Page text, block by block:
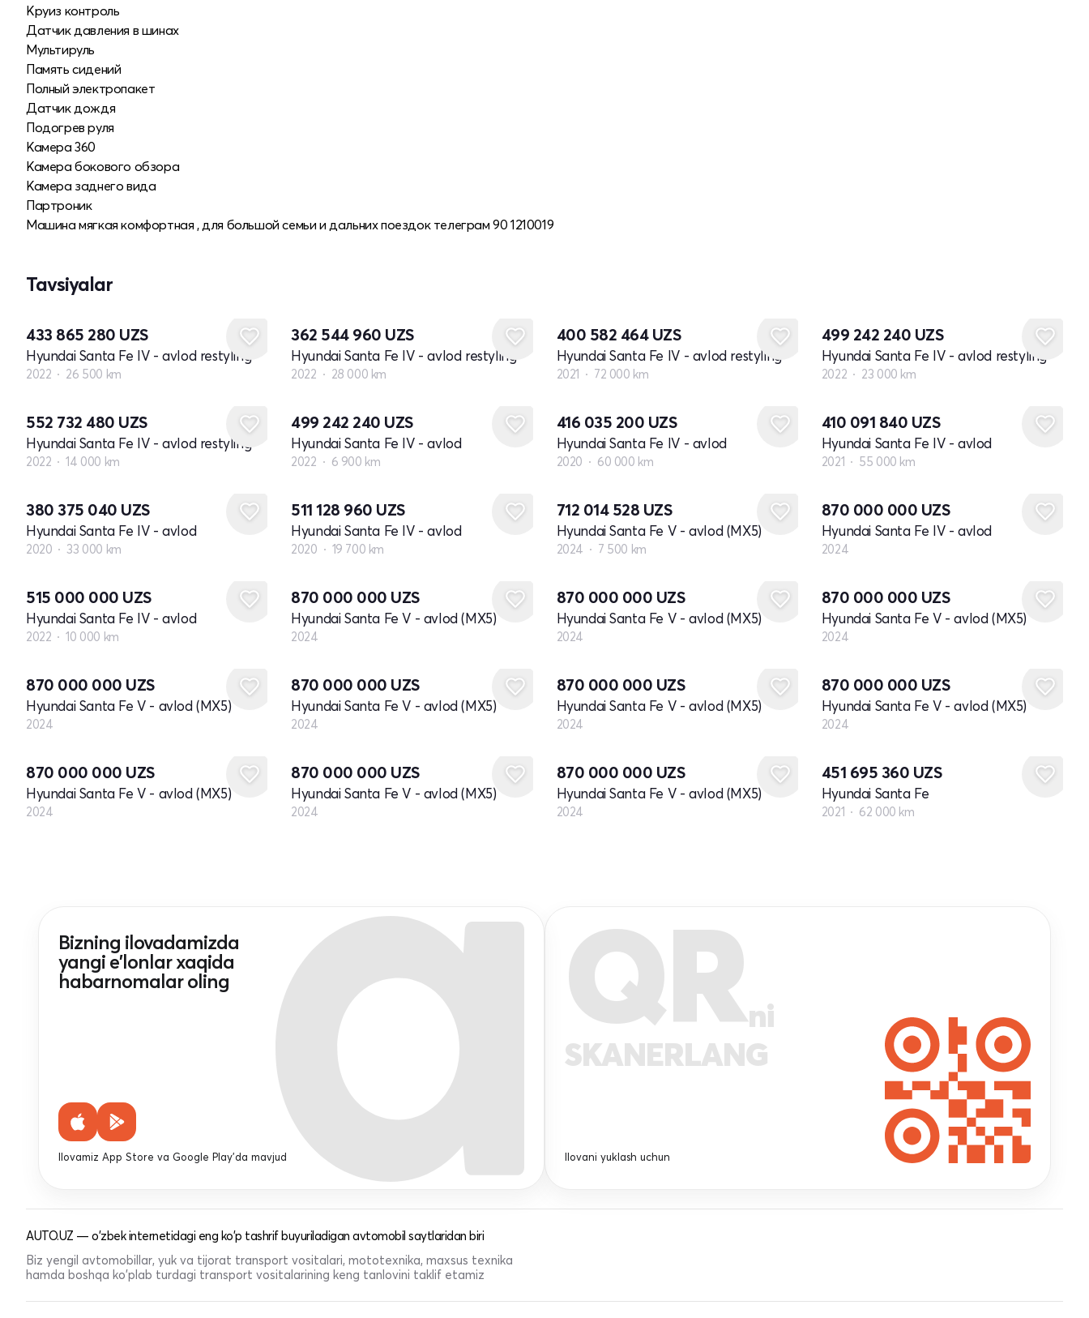
Круиз контроль
Датчик давления в шинах
Мультируль
Память сидений
Полный электропакет
Датчик дождя
Подогрев руля
Камера 360
Камера бокового обзора
Камера заднего вида
Партроник
Машина мягкая комфортная , для большой семьи и дальних поездок телеграм 90 1210019
Tavsiyalar
433 865 280 UZS
Hyundai Santa Fe IV - avlod restyling
2022 26 500 km
362 544 960 UZS
Hyundai Santa Fe IV - avlod restyling
2022 28 000 km
400 582 464 UZS
Hyundai Santa Fe IV - avlod restyling
2021 72 000 km
499 242 240 UZS
Hyundai Santa Fe IV - avlod restyling
2022 23 000 km
552 732 480 UZS
Hyundai Santa Fe IV - avlod restyling
2022 14 000 km
499 242 240 UZS
Hyundai Santa Fe IV - avlod
2022 6 900 km
416 035 200 UZS
Hyundai Santa Fe IV - avlod
2020 60 000 km
410 091 840 UZS
Hyundai Santa Fe IV - avlod
2021 55 000 km
380 375 040 UZS
Hyundai Santa Fe IV - avlod
2020 33 000 km
511 128 960 UZS
Hyundai Santa Fe IV - avlod
2020 19 700 km
712 014 528 UZS
Hyundai Santa Fe V - avlod (MX5)
2024 7 500 km
870 000 000 UZS
Hyundai Santa Fe IV - avlod
2024
515 000 000 UZS
Hyundai Santa Fe IV - avlod
2022 10 000 km
870 000 000 UZS
Hyundai Santa Fe V - avlod (MX5)
2024
870 000 000 UZS
Hyundai Santa Fe V - avlod (MX5)
2024
870 000 000 UZS
Hyundai Santa Fe V - avlod (MX5)
2024
870 000 000 UZS
Hyundai Santa Fe V - avlod (MX5)
2024
870 000 000 UZS
Hyundai Santa Fe V - avlod (MX5)
2024
870 000 000 UZS
Hyundai Santa Fe V - avlod (MX5)
2024
870 000 000 UZS
Hyundai Santa Fe V - avlod (MX5)
2024
870 000 000 UZS
Hyundai Santa Fe V - avlod (MX5)
2024
870 000 000 UZS
Hyundai Santa Fe V - avlod (MX5)
2024
870 000 000 UZS
Hyundai Santa Fe V - avlod (MX5)
2024
451 695 360 UZS
Hyundai Santa Fe
2021 62 000 km
Bizning ilovadamizda
yangi e'lonlar xaqida
habarnomalar oling
Ilovamiz App Store va Google Play'da mavjud
QRni
SKANERLANG
Ilovani yuklash uchun
AUTO.UZ — o'zbek internetidagi eng ko'p tashrif buyuriladigan avtomobil saytlaridan biri
Biz yengil avtomobillar, yuk va tijorat transport vositalari, mototexnika, maxsus texnika
hamda boshqa ko'plab turdagi transport vositalarining keng tanlovini taklif etamiz